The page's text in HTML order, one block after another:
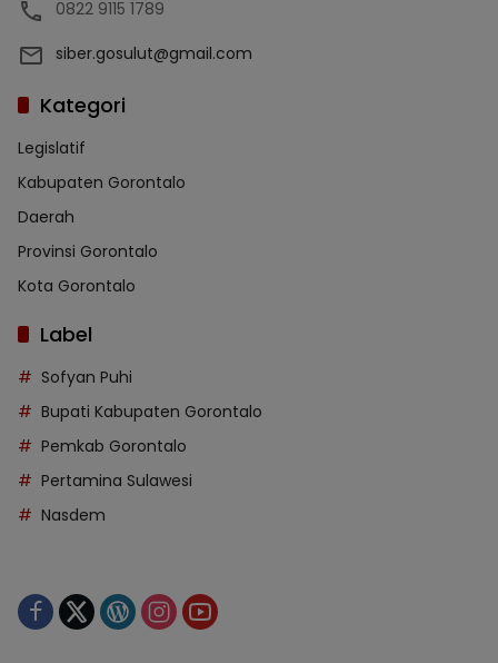
0822 9115 1789
siber.gosulut@gmail.com
Kategori
Legislatif
Kabupaten Gorontalo
Daerah
Provinsi Gorontalo
Kota Gorontalo
Label
Sofyan Puhi
Bupati Kabupaten Gorontalo
Pemkab Gorontalo
Pertamina Sulawesi
Nasdem